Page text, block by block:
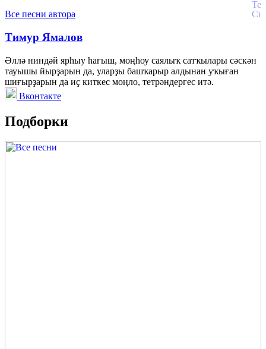
Все песни автора
Тимур Ямалов
Әллә ниндәй ярһыу һағыш, моңһоу саялыҡ сатҡылары сәскән
тауышы йырҙарын да, уларҙы башҡарыр алдынан уҡыған
шиғырҙарын да иҫ киткес моңло, тетрәндергес итә.
Вконтакте
Подборки